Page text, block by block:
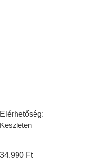
Elérhetőség:
Készleten
34.990 Ft